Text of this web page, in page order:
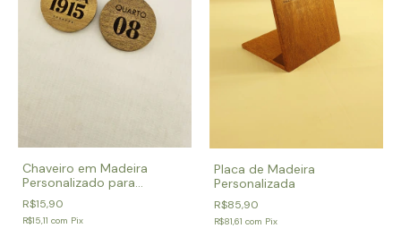
Chaveiro em Madeira
Personalizado para
Pousadas e Chalés
R$15,90
R$15,11 com Pix
Placa de Madeira
Personalizada
R$85,90
R$81,61 com Pix